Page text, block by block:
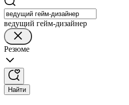
ведущий гейм-дизайнер
Резюме
Найти